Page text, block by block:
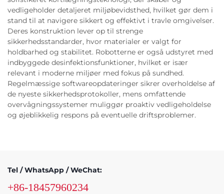
vedligeholder detaljeret miljøbevidsthed, hvilket gør dem i
stand til at navigere sikkert og effektivt i travle omgivelser.
Deres konstruktion lever op til strenge
sikkerhedsstandarder, hvor materialer er valgt for
holdbarhed og stabilitet. Robotterne er også udstyret med
indbyggede desinfektionsfunktioner, hvilket er især
relevant i moderne miljøer med fokus på sundhed.
Regelmæssige softwareopdateringer sikrer overholdelse af
de nyeste sikkerhedsprotokoller, mens omfattende
overvågningssystemer muliggør proaktiv vedligeholdelse
og øjeblikkelig respons på eventuelle driftsproblemer.
Tel / WhatsApp / WeChat:
+86-18457960234